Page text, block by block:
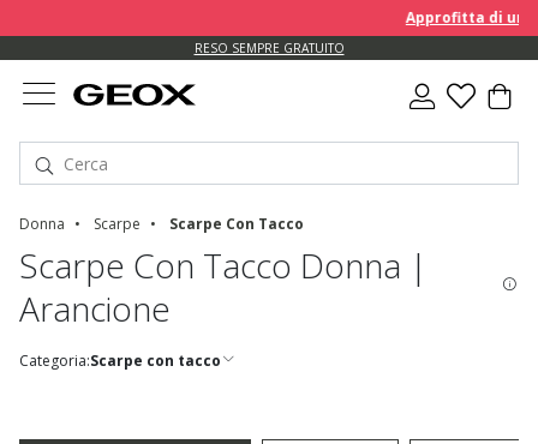
Approfitta di un
RESO SEMPRE GRATUITO
Donna Scarpe Scarpe Con Tacco
Scarpe Con Tacco Donna |
Arancione
Categoria:Scarpe con tacco